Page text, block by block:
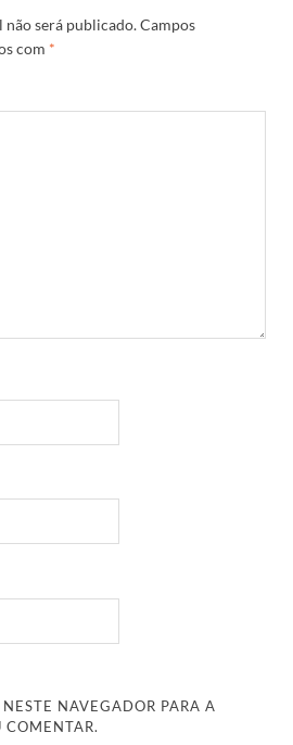
não será publicado.Campos
com *
NAVEGADOR PARA A
COMENTAR.